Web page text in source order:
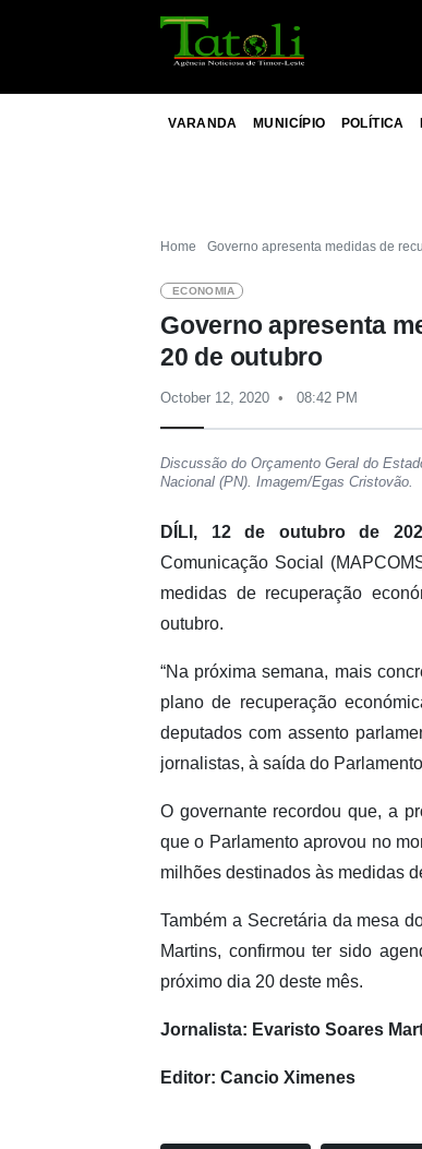
VARANDA MUNICÍPIO POLÍTICA
Home Governo apresenta medidas de
ECONOMIA
Governo apresenta
20 de outubro
October 12, 2020 08:42 PM
Discussão do Orçamento Geral do
Nacional (PN). Imagem/Egas Cristovão.
DÍLI, 12 de outubro de
Comunicação Social
medidas de recuperação
outubro.
“Na próxima semana, mais
plano de recuperação
deputados com assento
jornalistas, à saída do
O governante recordou que, a
que o Parlamento aprovou no
milhões destinados às medidas
Também a Secretária da mesa
Martins, confirmou ter sido
próximo dia 20 deste mês.
Jornalista: Evaristo Soares
Editor: Cancio Ximenes